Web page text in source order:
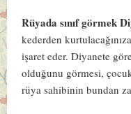
Rüyada sınıf görmek
kederden
işaret eder. Diyanete
olduğunu görmesi,
rüya sahibinin bundan